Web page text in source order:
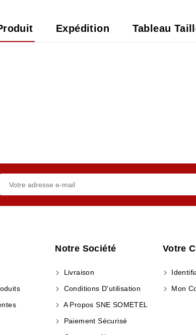
Expédition Tableau
Notre Société
Livraison
Conditions D'utilisation
A Propos SNE SOMETEL
Paiement Sécurisé
Votre
Mon